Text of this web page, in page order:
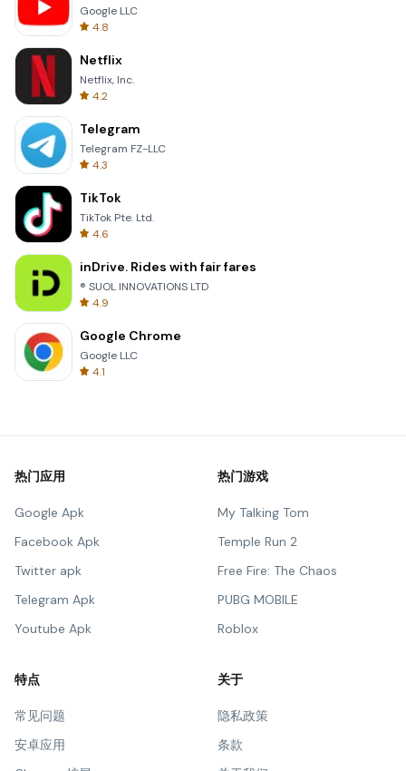
Google LLC
4.8
Netflix
Netflix, Inc.
4.2
Telegram
Telegram FZ-LLC
4.3
TikTok
TikTok Pte. Ltd.
4.6
inDrive. Rides with fair fares
® SUOL INNOVATIONS LTD
4.9
Google Chrome
Google LLC
4.1
热门应用
Google Apk
Facebook Apk
Twitter apk
Telegram Apk
Youtube Apk
热门游戏
My Talking Tom
Temple Run 2
Free Fire: The Chaos
PUBG MOBILE
Roblox
特点
常见问题
安卓应用
关于
隐私政策
条款